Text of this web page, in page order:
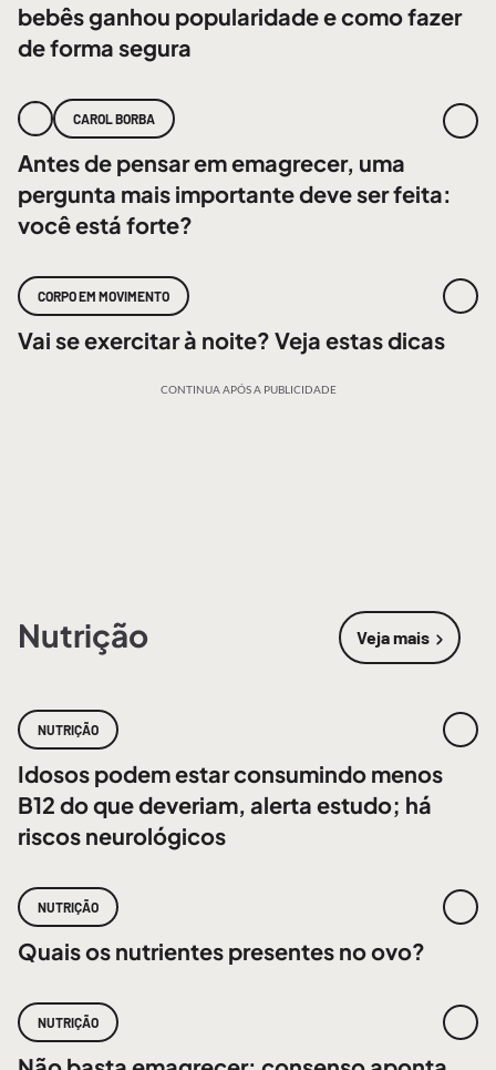
bebês ganhou popularidade e como fazer
de forma segura
CAROL BORBA
Antes de pensar em emagrecer, uma
pergunta mais importante deve ser feita:
você está forte?
CORPO EM MOVIMENTO
Vai se exercitar à noite? Veja estas dicas
CONTINUA APÓS A PUBLICIDADE
Nutrição Veja mais
sobre
NUTRIÇÃO
Idosos podem estar consumindo menos
B12 do que deveriam, alerta estudo; há
riscos neurológicos
NUTRIÇÃO
Quais os nutrientes presentes no ovo?
NUTRIÇÃO